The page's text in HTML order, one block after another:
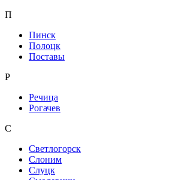
П
Пинск
Полоцк
Поставы
Р
Речица
Рогачев
С
Светлогорск
Слоним
Слуцк